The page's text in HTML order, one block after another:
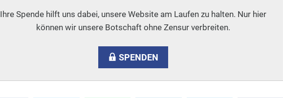
Ihre Spende hilft uns dabei, unsere Website am Laufen zu halten. Nur hier
können wir unsere Botschaft ohne Zensur verbreiten.
SPENDEN